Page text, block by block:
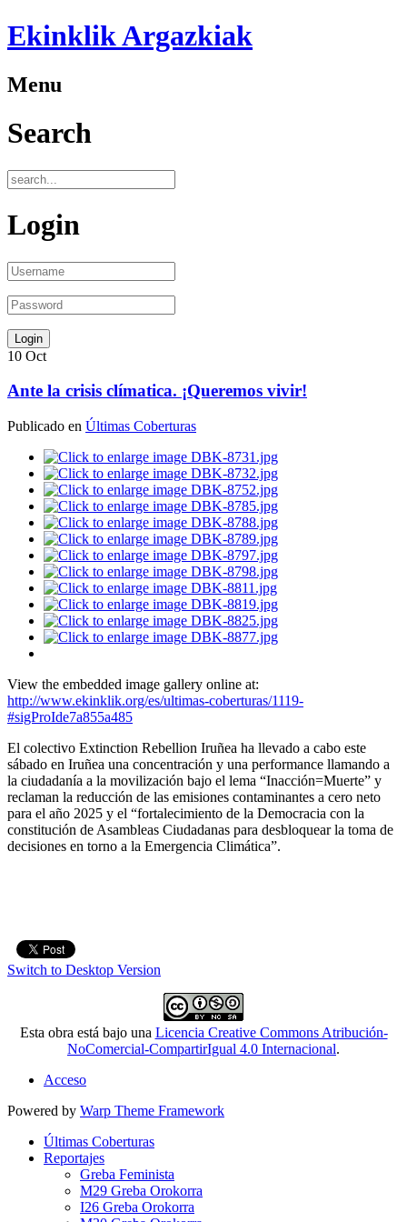
Ekinklik Argazkiak
Menu
Search
Login
10 Oct
Ante la crisis clímatica. ¡Queremos vivir!
Publicado en Últimas Coberturas
View the embedded image gallery online at:
http://www.ekinklik.org/es/ultimas-coberturas/1119-
#sigProIde7a855a485
El colectivo Extinction Rebellion Iruñea ha llevado a cabo este
sábado en Iruñea una concentración y una performance llamando a
la ciudadanía a la movilización bajo el lema “Inacción=Muerte” y
reclaman la reducción de las emisiones contaminantes a cero neto
para el año 2025 y el “fortalecimiento de la Democracia con la
constitución de Asambleas Ciudadanas para desbloquear la toma de
decisiones en torno a la Emergencia Climática”.
Switch to Desktop Version
Esta obra está bajo una Licencia Creative Commons Atribución-
NoComercial-CompartirIgual 4.0 Internacional.
Acceso
Powered by Warp Theme Framework
Últimas Coberturas
Reportajes
Greba Feminista
M29 Greba Orokorra
I26 Greba Orokorra